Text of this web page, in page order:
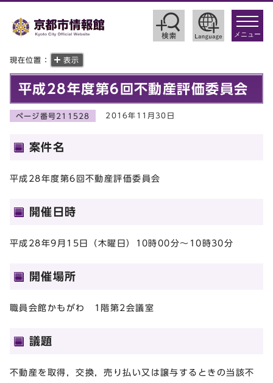
toggle
メニュー
現在位置： 表示
平成28年度第6回不動産評価委員会
ページ番号211528 2016年11月30日
案件名
平成28年度第6回不動産評価委員会
開催日時
平成28年9月15日（木曜日）10時00分～10時30分
開催場所
職員会館かもがわ 1階第2会議室
議題
不動産を取得，交換，売り払い又は譲与するときの当該不